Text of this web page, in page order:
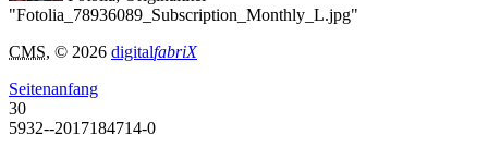
"Fotolia_78936089_Subscription_Monthly_L.jpg"
CMS, © 2026 digitalfabriX
Seitenanfang
30
5932--2017184714-0